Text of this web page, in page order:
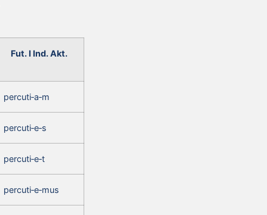
Fut. I Ind. Akt.
percuti‑a‑m
percuti‑e‑s
percuti‑e‑t
percuti‑e‑mus